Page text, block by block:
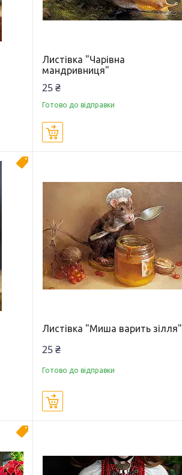
Листівка "Чарівна
мандривниця"
25 ₴
Готово до відправки
Листівка "Миша варить зілля"
25 ₴
Готово до відправки